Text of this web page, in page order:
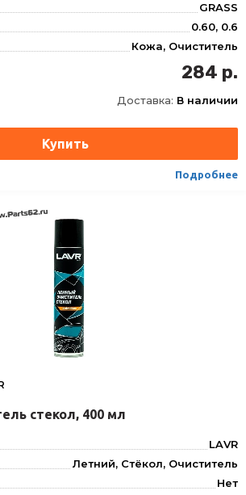
GRASS
0.60, 0.6
Кожа, Очиститель
284 р.
Доставка: В наличии
Подробнее
стекол, 400 мл
LAVR
Летний, Стёкол, Очиститель
Нет